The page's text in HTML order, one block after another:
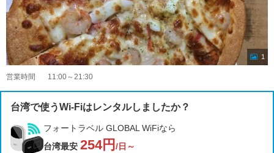
1
営業時間 11:00～21:30
台湾で使うWi-Fiはレンタルしましたか？
フォートラベル GLOBAL WiFiなら
台湾最安 254円 /日～